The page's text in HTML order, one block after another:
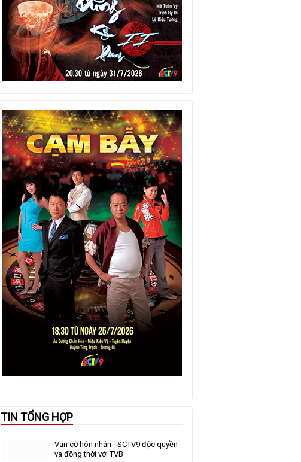
TIN TỔNG HỢP
Ván cờ hôn nhân - SCTV9 độc quyền
và đồng thời với TVB